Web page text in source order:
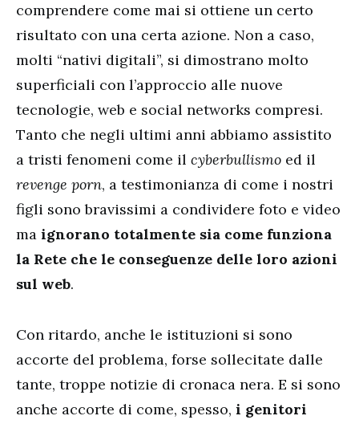
comprendere come mai si ottiene un certo
risultato con una certa azione. Non a caso,
molti “nativi digitali”, si dimostrano molto
superficiali con l’approccio alle nuove
tecnologie, web e social networks compresi.
Tanto che negli ultimi anni abbiamo assistito
a tristi fenomeni come il cyberbullismo ed il
revenge porn, a testimonianza di come i nostri
figli sono bravissimi a condividere foto e video
ma ignorano totalmente sia come funziona
la Rete che le conseguenze delle loro azioni
sul web.
Con ritardo, anche le istituzioni si sono
accorte del problema, forse sollecitate dalle
tante, troppe notizie di cronaca nera. E si sono
anche accorte di come, spesso, i genitori